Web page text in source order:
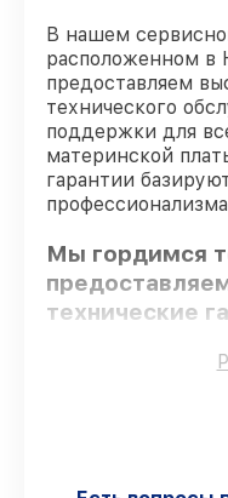
В нашем
расположенном в
предоставляем
технического
поддержки для
материнской
гарантии
Мы гордимся
технические
работники